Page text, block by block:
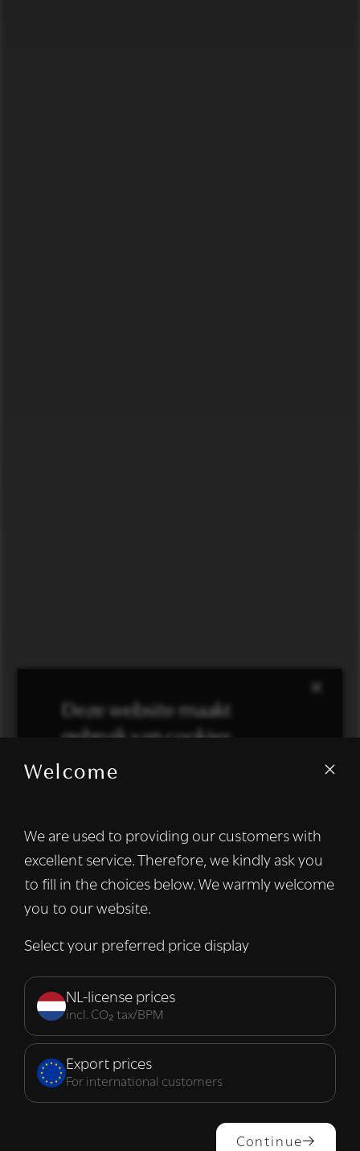
Welcome
We are used to providing our customers with
excellent service. Therefore, we kindly ask you
to fill in the choices below. We warmly welcome
you to our website.
Select your preferred price display
NL-license prices
incl. CO₂ tax/BPM
Export prices
For international customers
Continue
×
Deze website maakt
gebruik van cookies.
We gebruiken cookies om inhoud en
informatie over uw gebruik van onze site
met onze advertentie- en analysepartners,
die deze kunnen combineren met andere
informatie die u aan hen heeft verstrekt of
van hun diensten. Lees verder
Strikt
noodzakelijk
Prestatie Targeting
ALLES ACCEPTEREN